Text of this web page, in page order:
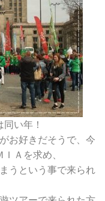
い年！
お好きだそうで、今
Ａを求め、
うという事で来られ